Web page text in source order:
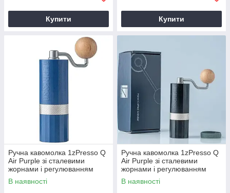
Купити Купити
Ручна кавомолка 1zPresso Q
Air Purple зі сталевими
жорнами і регулюванням
рівня помолу Синій
В наявності
Ручна кавомолка 1zPresso Q
Air Purple зі сталевими
жорнами і регулюванням
рівня помолу Чорний
В наявності